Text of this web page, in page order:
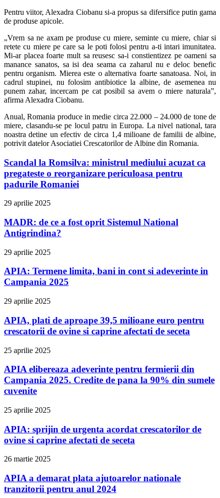
Pentru viitor, Alexadra Ciobanu si-a propus sa difersifice putin gama
de produse apicole.
„Vrem sa ne axam pe produse cu miere, seminte cu miere, chiar si
retete cu miere pe care sa le poti folosi pentru a-ti intari imunitatea.
Mi-ar placea foarte mult sa reusesc sa-i constientizez pe oameni sa
manance sanatos, sa isi dea seama ca zaharul nu e deloc benefic
pentru organism. Mierea este o alternativa foarte sanatoasa. Noi, in
cadrul stupinei, nu folosim antibiotice la albine, de asemenea nu
punem zahar, incercam pe cat posibil sa avem o miere naturala”,
afirma Alexadra Ciobanu.
Anual, Romania produce in medie circa 22.000 – 24.000 de tone de
miere, clasandu-se pe locul patru in Europa. La nivel national, tara
noastra detine un efectiv de circa 1,4 milioane de familii de albine,
potrivit datelor Asociatiei Crescatorilor de Albine din Romania.
Scandal la Romsilva: ministrul mediului acuzat ca
pregateste o reorganizare periculoasa pentru
padurile Romaniei
29 aprilie 2025
MADR: de ce a fost oprit Sistemul National
Antigrindina?
29 aprilie 2025
APIA: Termene limita, bani in cont si adeverinte in
Campania 2025
29 aprilie 2025
APIA, plati de aproape 39,5 milioane euro pentru
crescatorii de ovine si caprine afectati de seceta
25 aprilie 2025
APIA elibereaza adeverinte pentru fermierii din
Campania 2025. Credite de pana la 90% din sumele
cuvenite
25 aprilie 2025
APIA: sprijin de urgenta acordat crescatorilor de
ovine si caprine afectati de seceta
26 martie 2025
APIA a demarat plata ajutoarelor nationale
tranzitorii pentru anul 2024